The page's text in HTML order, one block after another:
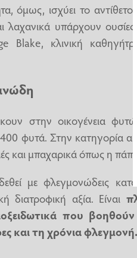
όμως, ισχύει το
λαχανικά υπάρχουν
Blake, κλινική
στην οικογένεια
φυτά. Στην κατηγορία
και μπαχαρικά όπως η
με φλεγμονώδεις
διατροφική αξία. Είναι
που
και τη χρόνια φλεγμονή.